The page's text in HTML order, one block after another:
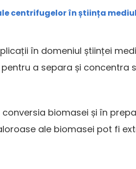
centrifugelor în știința
în domeniul științei
a separa și concentra
biomasei și în
ale biomasei pot fi